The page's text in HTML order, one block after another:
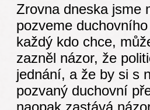
Zrovna dneska jsme
pozveme
každý kdo chce,
zazněl názor, že
jednání, a že by si s
pozvaný duchovní
naopak zastává